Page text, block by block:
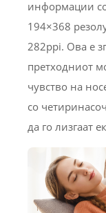
информации
194×368
282ppi. Ова е
претходниот
чувство на
со
да го лизгаат